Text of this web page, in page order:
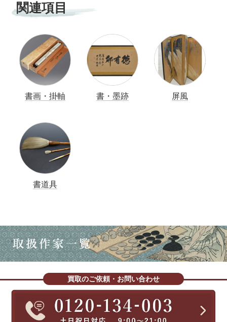
関連項目
書画・掛軸 書・墨跡 屏風
書道具
買取のご依頼・お問い合わせ